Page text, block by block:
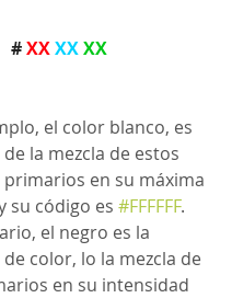
# XXXXXX
el color blanco, es
la mezcla de estos
en su máxima
su código es #FFFFFF.
el negro es la
color, lo la mezcla de
en su intensidad